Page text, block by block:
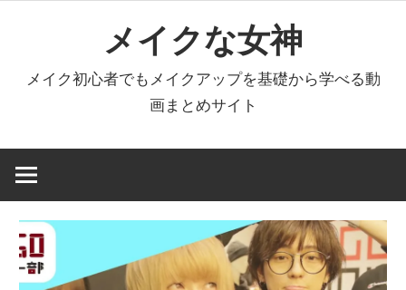
へ
キ
メイクな女神
メイク初心者でもメイクアップを基礎から学べる動
画まとめサイト